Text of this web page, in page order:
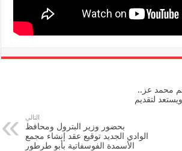
محمد عز..
لتقديم
التالي
بحضور وزير البترول ومحافظ
الوادي الجديد توقيع عقد إنشاء مجمع
الأسمدة الفوسفاتية بأبو طرطور